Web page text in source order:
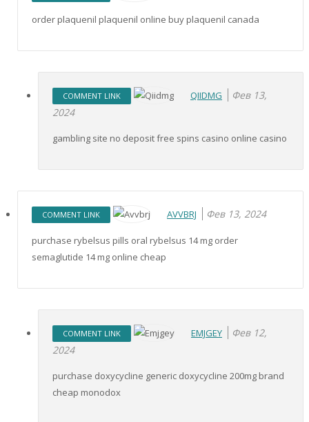
order plaquenil plaquenil online buy plaquenil canada
COMMENT LINK QIIDMG
Фев 13,
2024
gambling site no deposit free spins casino online casino
COMMENT LINK AVVBRJ Фев 13, 2024
purchase rybelsus pills oral rybelsus 14 mg order
semaglutide 14 mg online cheap
COMMENT LINK EMJGEY
Фев 12,
2024
purchase doxycycline generic doxycycline 200mg brand
cheap monodox